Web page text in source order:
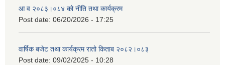
आ व २०८३।०८४ को नीति तथा कार्यक्रम
Post date: 06/20/2026 - 17:25
वार्षिक बजेट तथा कार्यक्रम रातो किताब २०८२।०८३
Post date: 09/02/2025 - 10:28